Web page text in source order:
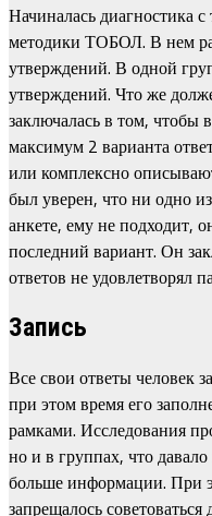
Начиналась диагностика
методики ТОБОЛ. В нем
утверждений. В одной
утверждений. Что же
заключалась в том, чтобы
максимум 2 варианта
или комплексно
был уверен, что ни одно
анкете, ему не подходит,
последний вариант. Он
ответов не удовлетворял
Запись
Все свои ответы человек
при этом время его
рамками. Исследования
но и в группах, что
больше информации. При
запрещалось